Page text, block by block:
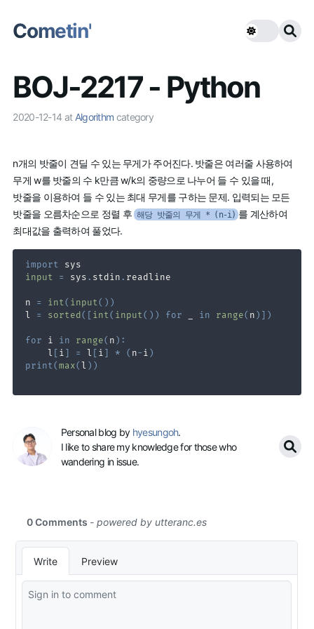
Cometin'
BOJ-2217 - Python
2020-12-14 at Algorithm category
n개의 밧줄이 견딜 수 있는 무게가 주어진다. 밧줄은 여러줄 사용하여
무게 w를 밧줄의 수 k만큼 w/k의 중량으로 나누어 들 수 있을 때,
밧줄을 이용하여 들 수 있는 최대 무게를 구하는 문제. 입력되는 모든
밧줄을 오름차순으로 정렬 후 해당 밧줄의 무게 * (n-i) 를 계산하여
최대값을 출력하여 풀었다.
import
input
= sys . stdin .
n = int( input( ) )
l = sorted ( [ int( input( ) ) for in range( n ) ] )
for i in range( n ) :
    l
[ i ] = l [ i ] * ( n-i )
print(max(l ) )
Personal blog by hyesungoh.
I like to share my knowledge for those who
wandering in issue.